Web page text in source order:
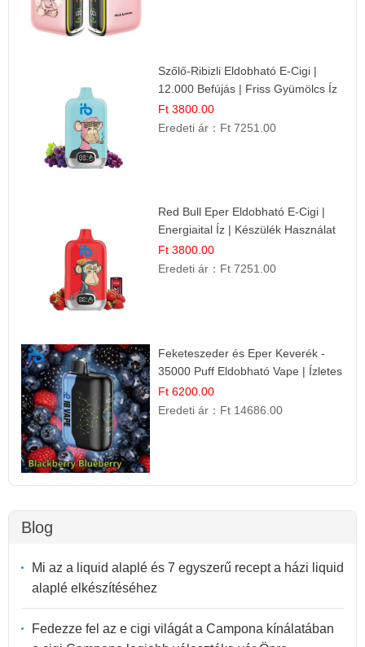
Szőlő-Ribizli Eldobható E-Cigi |
12.000 Befújás | Friss Gyümölcs Íz
Ft 3800.00
Eredeti ár： Ft 7251.00
Red Bull Eper Eldobható E-Cigi |
Energiaital Íz | Készülék Használat
Ft 3800.00
Eredeti ár： Ft 7251.00
Feketeszeder és Eper Keverék -
35000 Puff Eldobható Vape | Ízletes
Gyümölcsökombináció!
Ft 6200.00
Eredeti ár： Ft 14686.00
Blog
Mi az a liquid alaplé és 7 egyszerű recept a házi liquid
alaplé elkészítéséhez
Fedezze fel az e cigi világát a Campona kínálatában